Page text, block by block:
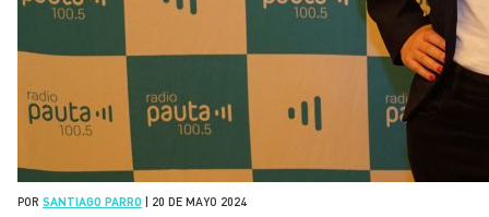
POR SANTIAGO PARRO 20 DE MAYO 2024